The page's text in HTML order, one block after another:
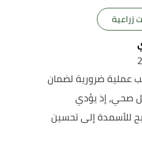
زراعية
عملية ضرورية لضمان
صحي، إذ يؤدي
للأسمدة إلى تحسين